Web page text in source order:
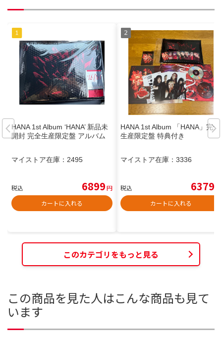
HANA 1st Album ‘HANA’ 新品未
開封 完全生産限定盤 アルバム
マイストア在庫： 2495
税込 6899円
カートに入れる
HANA 1st Album 「HANA」完全
生産限定盤 特典付き
マイストア在庫： 3336
税込 6379
カートに入れる
このカテゴリをもっと見る
この商品を見た人はこんな商品も見て
います